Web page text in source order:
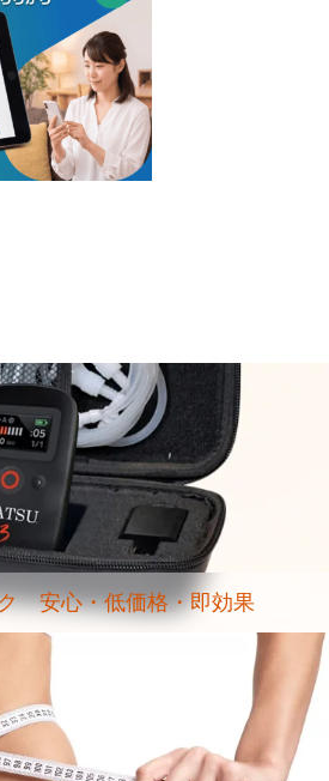
安心・低価格・即効果